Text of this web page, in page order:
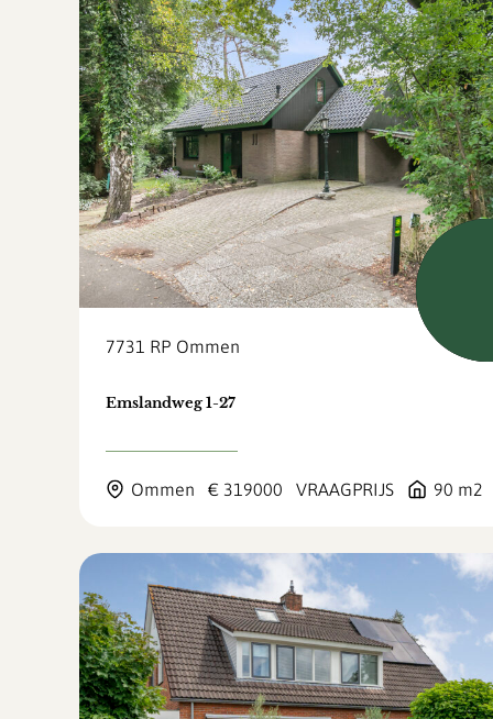
7731 RP Ommen
Emslandweg 1-27
Ommen € 319000 VRAAGPRIJS 90 m2